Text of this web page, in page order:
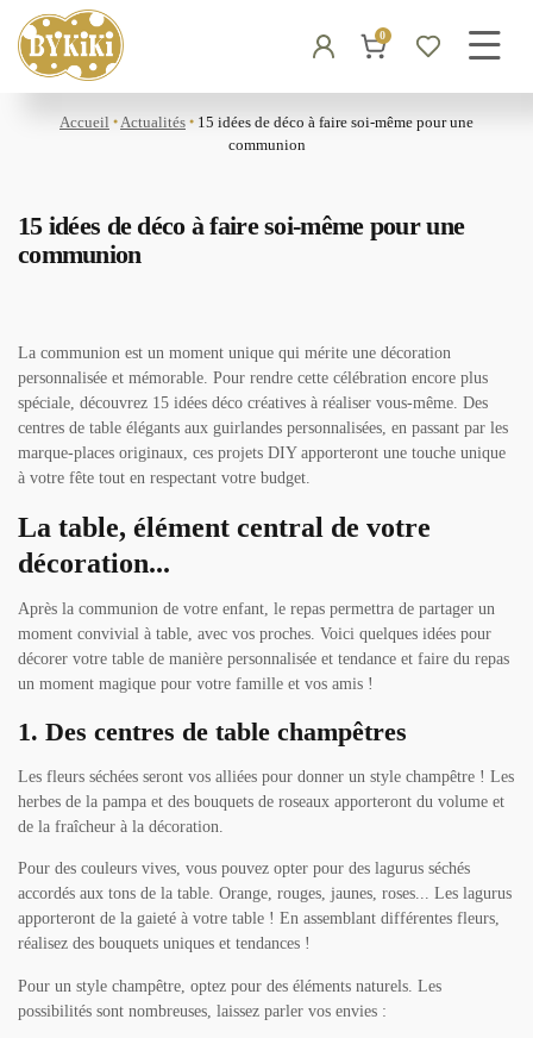
0
Accueil ● Actualités ● 15 idées de déco à faire soi-même pour une
communion
15 idées de déco à faire soi-même pour une
communion
La communion est un moment unique qui mérite une décoration
personnalisée et mémorable. Pour rendre cette célébration encore plus
spéciale, découvrez 15 idées déco créatives à réaliser vous-même. Des
centres de table élégants aux guirlandes personnalisées, en passant par les
marque-places originaux, ces projets DIY apporteront une touche unique
à votre fête tout en respectant votre budget.
La table, élément central de votre
décoration...
Après la communion de votre enfant, le repas permettra de partager un
moment convivial à table, avec vos proches. Voici quelques idées pour
décorer votre table de manière personnalisée et tendance et faire du repas
un moment magique pour votre famille et vos amis !
1. Des centres de table champêtres
Les fleurs séchées seront vos alliées pour donner un style champêtre ! Les
herbes de la pampa et des bouquets de roseaux apporteront du volume et
de la fraîcheur à la décoration.
Pour des couleurs vives, vous pouvez opter pour des lagurus séchés
accordés aux tons de la table. Orange, rouges, jaunes, roses... Les lagurus
apporteront de la gaieté à votre table ! En assemblant différentes fleurs,
réalisez des bouquets uniques et tendances !
Pour un style champêtre, optez pour des éléments naturels. Les
possibilités sont nombreuses, laissez parler vos envies :